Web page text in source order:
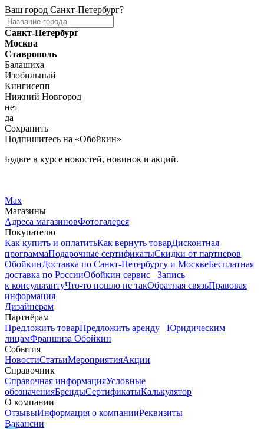
Ваш город Санкт-Петербург?
Санкт-Петербург
Москва
Ставрополь
Балашиха
Изобильный
Кингисепп
Нижний Новгород
нет
да
Сохранить
Подпишитесь на «Обойкин»
Будьте в курсе новостей, новинок и акций.
Max
Магазины
Адреса магазиновФотогалерея
Покупателю
Как купить и оплатитьКак вернуть товарДисконтная
программаПодарочные сертификатыСкидки от партнеров
ОбойкинДоставка по Санкт-Петербургу и МосквеБесплатная
доставка по РоссииОбойкин сервис
Запись
к консультантуЧто-то пошло не такОбратная связьПравовая
информация
Дизайнерам
Партнёрам
Предложить товарПредложить аренду
Юридическим
лицамФраншиза Обойкин
События
НовостиСтатьиМероприятияАкции
Справочник
Справочная информацияУсловные
обозначенияБрендыСертификатыКалькулятор
О компании
ОтзывыИнформация о компанииРеквизиты
Вакансии